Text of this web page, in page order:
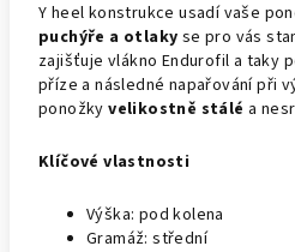
Y heel konstrukce usadí vaše
puchýře a otlaky se pro vás
zajišťuje vlákno Endurofil a taky
příze a následné napařování při
ponožkyvelikostně stálé a
Klíčové vlastnosti
Výška: pod kolena
Gramáž: střední